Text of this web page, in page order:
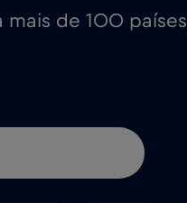
mais de 100 países